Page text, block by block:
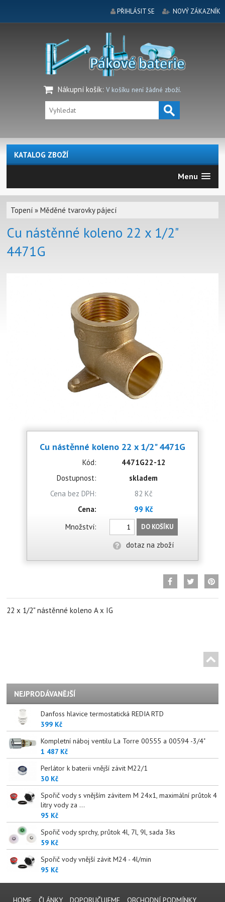
PŘIHLÁSIT SE NOVÝ ZÁKAZNÍK
Nákupní košík: V košíku není žádné zboží.
KATALOG ZBOŽÍ
Menu
Topení »Měděné tvarovky pájecí
Cu nástěnné koleno 22 x 1/2"
4471G
Cu nástěnné koleno 22 x 1/2" 4471G
Kód:
4471G22-12
Dostupnost:
skladem
Cena bez DPH:
82 Kč
Cena:
99 Kč
Množství:
DO KOŠÍKU
dotaz na zboží
22 x 1/2" nástěnné koleno A x IG
NEJPRODÁVANĚJŠÍ
Danfoss hlavice termostatická REDIA RTD
399 Kč
Kompletní náboj ventilu La Torre 00555 a 00594 -3/4"
1 487 Kč
Perlátor k baterii vnější závit M22/1
30 Kč
Spořič vody s vnějším závitem M 24x1, maximální průtok 4
litry vody za ...
95 Kč
Spořič vody sprchy, průtok 4l, 7l, 9l, sada 3ks
59 Kč
Spořič vody vnější závit M24 - 4l/min
95 Kč
HOME ČLÁNKY DOPORUČUJEME OBCHODNÍ PODMÍNKY